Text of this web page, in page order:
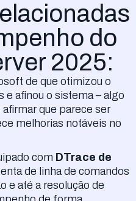
do
2025:
de que otimizou o
afinou o sistema – algo
que parece ser
melhorias notáveis no
com DTrace de
de linha de comandos
e até a resolução de